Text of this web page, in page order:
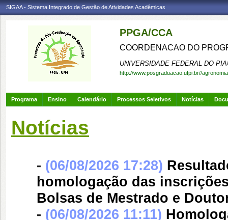
SIGAA - Sistema Integrado de Gestão de Atividades Acadêmicas
PPGA/CCA
COORDENACAO DO
UNIVERSIDADE FEDERAL DO
http://www.posgraduacao.ufpi.br//agronomia
Programa Ensino Calendário Processos Seletivos Notícias
Notícias
- (06/08/2026 17:28)
homologação das
Bolsas de Mestrado e
- (06/08/2026 11:11)